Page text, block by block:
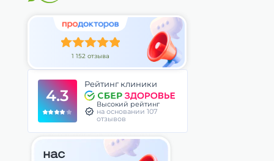
1 152 отзыва
4.3
Рейтинг клиники
Высокий рейтинг
на основании 107
отзывов